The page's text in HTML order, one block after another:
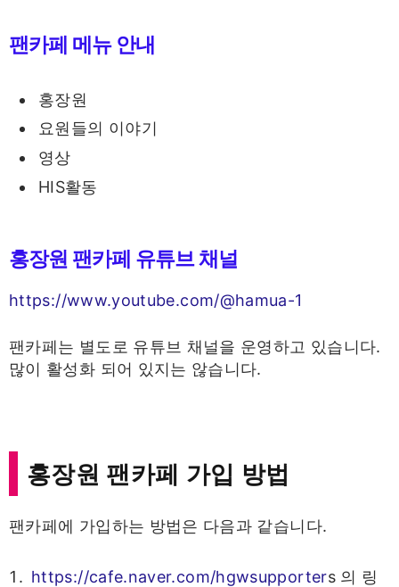
팬카페 메뉴 안내
홍장원
요원들의 이야기
영상
HIS활동
홍장원 팬카페 유튜브 채널
https://www.youtube.com/@hamua-1
팬카페는 별도로 유튜브 채널을 운영하고 있습니다.
많이 활성화 되어 있지는 않습니다.
홍장원 팬카페 가입 방법
팬카페에 가입하는 방법은 다음과 같습니다.
https://cafe.naver.com/hgwsupporters 의 링